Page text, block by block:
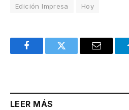
Edición Impresa Hoy
FacebookTwitter Email
LEER MÁS